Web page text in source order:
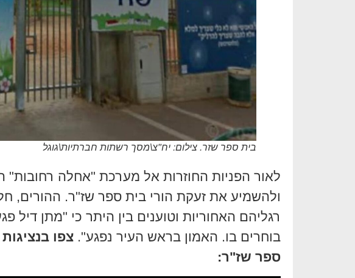
בית ספר שזר. צילום: יח"צ\מסך רשתות חברתיות\גוגל
לאור הפניות החוזרות אל מערכת "אחלה
ולהשמיע את זעקת הורי בית ספר שז"ר. ההורים,
רגליהם האחוריות וטוענים בין היתר כי "מתן דיל
בוחרים בו. האמון בראש העיר נפגע". צפו
ספר שז"ר: